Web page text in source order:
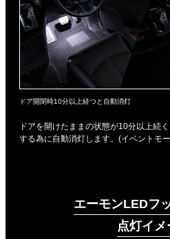
ドア開閉時10分以上経つと自動消灯
ドアを開けたままの状態が10分以上続
する為に自動消灯します。(イベントモ
エーモンLEDフ
点灯イメ